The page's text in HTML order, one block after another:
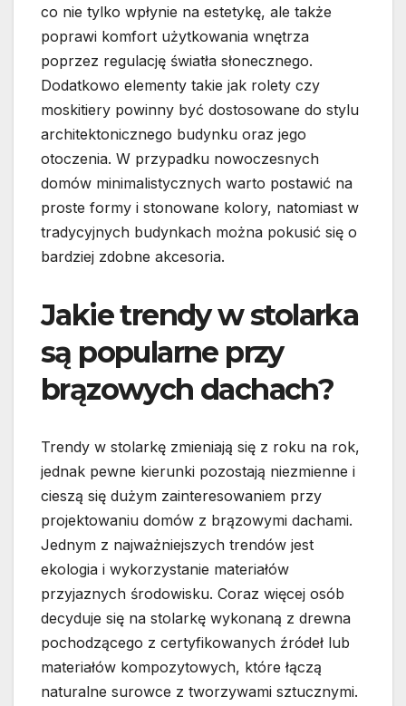
co nie tylko wpłynie na estetykę, ale także
poprawi komfort użytkowania wnętrza
poprzez regulację światła słonecznego.
Dodatkowo elementy takie jak rolety czy
moskitiery powinny być dostosowane do stylu
architektonicznego budynku oraz jego
otoczenia. W przypadku nowoczesnych
domów minimalistycznych warto postawić na
proste formy i stonowane kolory, natomiast w
tradycyjnych budynkach można pokusić się o
bardziej zdobne akcesoria.
Jakie trendy w stolarka
są popularne przy
brązowych dachach?
Trendy w stolarkę zmieniają się z roku na rok,
jednak pewne kierunki pozostają niezmienne i
cieszą się dużym zainteresowaniem przy
projektowaniu domów z brązowymi dachami.
Jednym z najważniejszych trendów jest
ekologia i wykorzystanie materiałów
przyjaznych środowisku. Coraz więcej osób
decyduje się na stolarkę wykonaną z drewna
pochodzącego z certyfikowanych źródeł lub
materiałów kompozytowych, które łączą
naturalne surowce z tworzywami sztucznymi.